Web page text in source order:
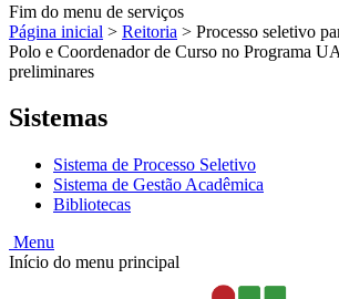
Fim do menu de serviços
Página inicial > Reitoria > Processo seletivo
Polo e Coordenador de Curso no Programa
preliminares
Sistemas
Sistema de Processo Seletivo
Sistema de Gestão Acadêmica
Bibliotecas
Menu
Início do menu principal